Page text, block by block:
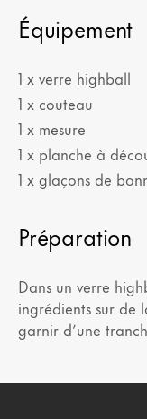
Équipement
1 x verre highball
1 x couteau
1 x mesure
1 x planche à
1 x glaçons de
Préparation
Dans un verre
ingrédients sur de
garnir d’une